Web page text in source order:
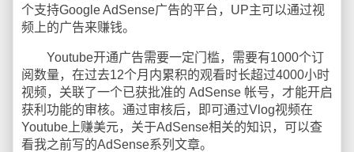
个支持Google AdSense广告的平台，UP主可以通过视
频上的广告来赚钱。
Youtube开通广告需要一定门槛，需要有1000个订
阅数量，在过去12个月内累积的观看时长超过4000小时
视频，关联了一个已获批准的 AdSense 帐号，才能开启
获利功能的审核。通过审核后，即可通过Vlog视频在
Youtube上赚美元，关于AdSense相关的知识，可以查
看我之前写的AdSense系列文章。